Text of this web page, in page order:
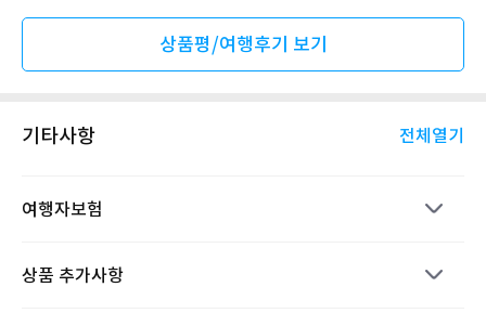
상품평/여행후기 보기
기타사항 전체열기
여행자보험
상품 추가사항